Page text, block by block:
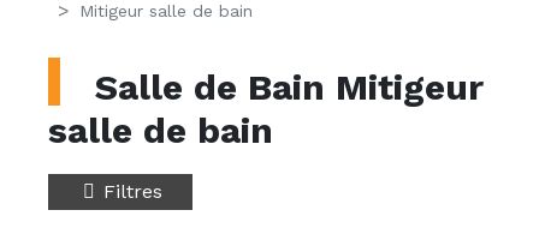
Mitigeur salle de bain
Salle de Bain Mitigeur
salle de bain
Filtres